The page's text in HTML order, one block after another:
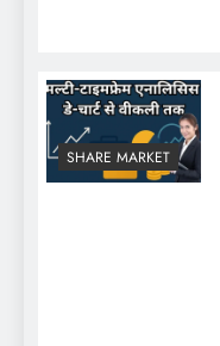
SHARE MARKET